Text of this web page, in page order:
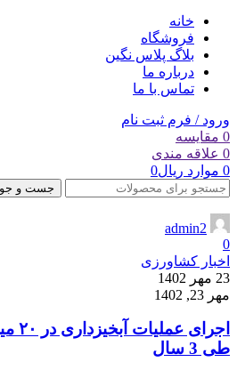
خانه
فروشگاه
بلاگ پلاس نگین
درباره ما
تماس با ما
ورود / فرم ثبت نام
0 مقایسه
0 علاقه مندی
0 موارد ریال0
جست و جو
admin2
0
اخبار کشاورزی
23 مهر 1402
مهر 23, 1402
طی 3 سال